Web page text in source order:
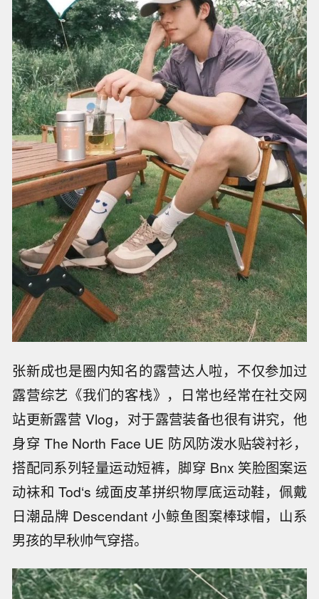
张新成也是圈内知名的露营达人啦，不仅参加过
露营综艺《我们的客栈》，日常也经常在社交网
站更新露营 Vlog，对于露营装备也很有讲究，他
身穿 The North Face UE 防风防泼水贴袋衬衫，
搭配同系列轻量运动短裤，脚穿 Bnx 笑脸图案运
动袜和 Tod‘s 绒面皮革拼织物厚底运动鞋，佩戴
日潮品牌 Descendant 小鲸鱼图案棒球帽，山系
男孩的早秋帅气穿搭。